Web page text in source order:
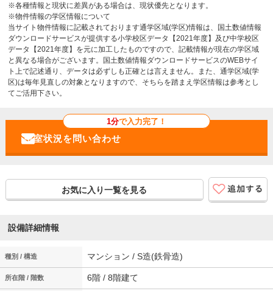
※各種情報と現状に差異がある場合は、現状優先となります。
※物件情報の学区情報について
当サイト物件情報に記載されております通学区域(学区)情報は、国土数値情報
ダウンロードサービスが提供する小学校区データ【2021年度】及び中学校区
データ【2021年度】を元に加工したものですので、記載情報が現在の学区域
と異なる場合がございます。国土数値情報ダウンロードサービスのWEBサイ
ト上で記述通り、データは必ずしも正確とは言えません。また、通学区域(学
区)は毎年見直しの対象となりますので、そちらを踏まえ学区情報は参考とし
てご活用下さい。
1分で入力完了！
お気に入り一覧を見る
設備詳細情報
種別 / 構造 マンション / S造(鉄骨造)
所在階 / 階数 6階 / 8階建て